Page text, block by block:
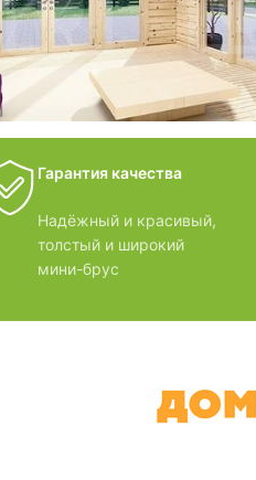
домики
Гарантия качества
Надёжный и красивый,
толстый и широкий
мини-брус